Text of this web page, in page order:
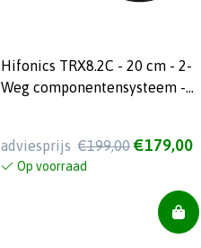
Hifonics TRX8.2C - 20 cm - 2-
Weg componentensysteem -
adviesprijs €199,00 €179,00
Op voorraad